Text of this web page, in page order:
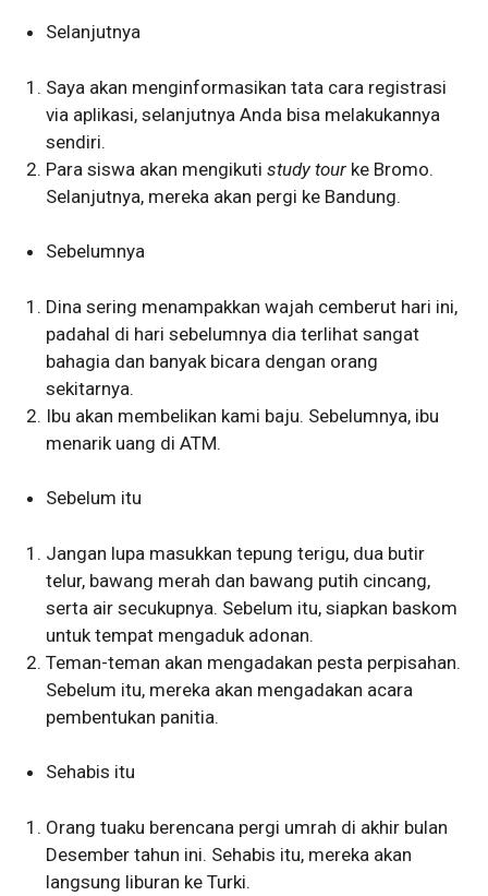
Selanjutnya
Saya akan menginformasikan tata cara registrasi
via aplikasi, selanjutnya Anda bisa melakukannya
sendiri.
Para siswa akan mengikutistudy tour ke Bromo.
Selanjutnya, mereka akan pergi ke Bandung.
Sebelumnya
Dina sering menampakkan wajah cemberut hari ini,
padahal di hari sebelumnya dia terlihat sangat
bahagia dan banyak bicara dengan orang
sekitarnya.
Ibu akan membelikan kami baju. Sebelumnya, ibu
menarik uang di ATM.
Sebelum itu
Jangan lupa masukkan tepung terigu, dua butir
telur, bawang merah dan bawang putih cincang,
serta air secukupnya. Sebelum itu, siapkan baskom
untuk tempat mengaduk adonan.
Teman-teman akan mengadakan pesta perpisahan.
Sebelum itu, mereka akan mengadakan acara
pembentukan panitia.
Sehabis itu
Orang tuaku berencana pergi umrah di akhir bulan
Desember tahun ini. Sehabis itu, mereka akan
langsung liburan ke Turki.